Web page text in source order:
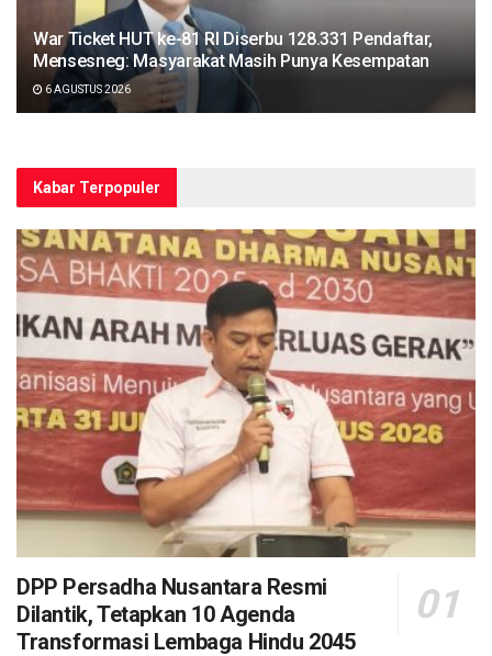
War Ticket HUT ke-81 RI Diserbu 128.331 Pendaftar,
Mensesneg: Masyarakat Masih Punya Kesempatan
6 AGUSTUS 2026
Kabar Terpopuler
DPP Persadha Nusantara Resmi
Dilantik, Tetapkan 10 Agenda
Transformasi Lembaga Hindu 2045